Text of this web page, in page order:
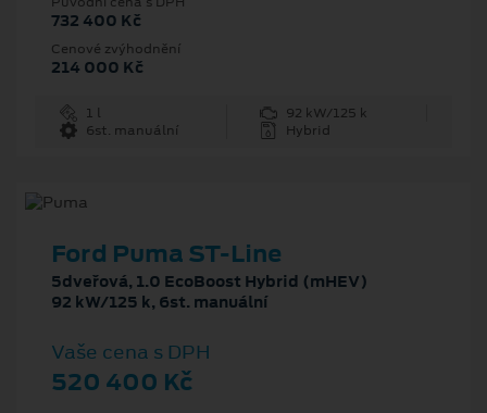
732 400 Kč
Cenové zvýhodnění
214 000 Kč
1 l
92 kW/125 k
6st. manuální
Hybrid
Ford Puma ST-Line
5dveřová, 1.0 EcoBoost Hybrid (mHEV)
92 kW/125 k, 6st. manuální
Vaše cena s DPH
520 400 Kč